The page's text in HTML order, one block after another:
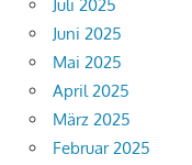
Juli 2025
Juni 2025
Mai 2025
April 2025
März 2025
Februar 2025